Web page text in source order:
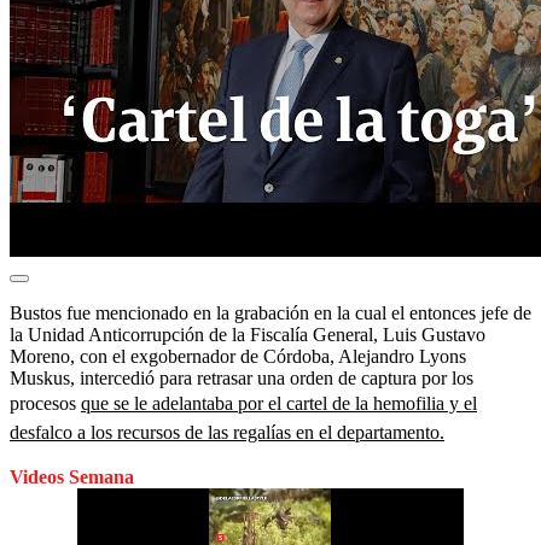
Bustos fue mencionado en la grabación en la cual el entonces jefe de
la Unidad Anticorrupción de la Fiscalía General, Luis Gustavo
Moreno, con el exgobernador de Córdoba, Alejandro Lyons
Muskus, intercedió para retrasar una orden de captura por los
procesos que se le adelantaba por el cartel de la hemofilia y el
desfalco a los recursos de las regalías en el departamento.
Videos Semana